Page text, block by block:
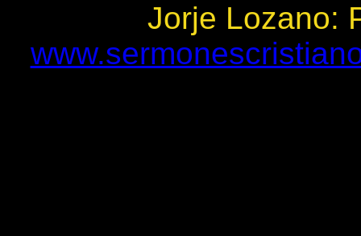
Jorje Lozano: